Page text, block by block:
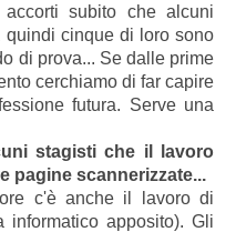
subito che alcuni
cinque di loro sono
di prova... Se dalle prime
cerchiamo di far capire
futura. Serve una
stagisti che il lavoro
pagine scannerizzate...
c'è anche il lavoro di
informatico apposito). Gli